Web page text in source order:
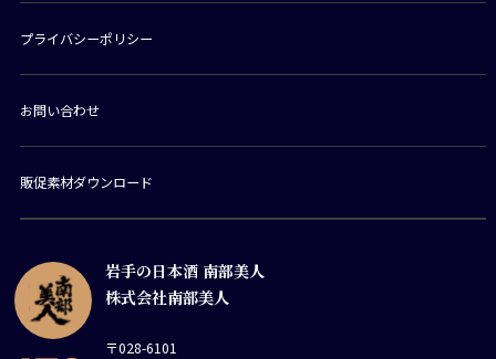
岩手の日本酒 南部美人
株式会社南部美人
〒028-6101
プライバシーポリシー
お問い合わせ
販促素材ダウンロード